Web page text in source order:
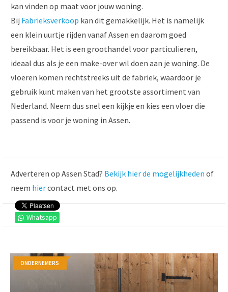
kan vinden op maat voor jouw woning.
Bij Fabrieksverkoop kan dit gemakkelijk. Het is namelijk
een klein uurtje rijden vanaf Assen en daarom goed
bereikbaar. Het is een groothandel voor particulieren,
ideaal dus als je een make-over wil doen aan je woning. De
vloeren komen rechtstreeks uit de fabriek, waardoor je
gebruik kunt maken van het grootste assortiment van
Nederland. Neem dus snel een kijkje en kies een vloer die
passend is voor je woning in Assen.
Whatsapp
Adverteren op Assen Stad? Bekijk hier de mogelijkheden of
neem hiercontact met ons op.
ONDERNEMERS